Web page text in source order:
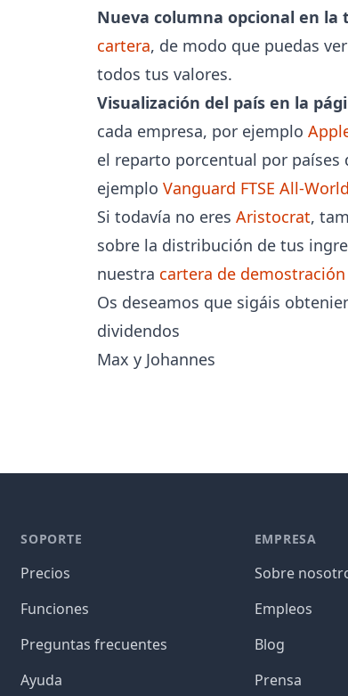
Nueva columna opcional en la
cartera, de modo que puedas
todos tus valores.
Visualización del país en la
cada empresa, por ejemplo
el reparto porcentual por
ejemplo Vanguard FTSE All-
Si todavía no eres Aristocrat,
sobre la distribución de tus
nuestra cartera de
Os deseamos que sigáis
dividendos
Max y Johannes
SOPORTE
Precios
Funciones
Preguntas frecuentes
Ayuda
EMPRESA
Sobre
Empleos
Blog
Prensa